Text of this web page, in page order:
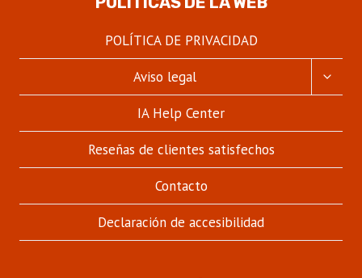
POLÍTICA DE PRIVACIDAD
Aviso legal
IA Help Center
Reseñas de clientes satisfechos
Contacto
Declaración de accesibilidad